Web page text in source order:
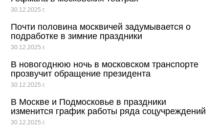
30.12.2025 г.
Почти половина москвичей задумывается о
подработке в зимние праздники
30.12.2025 г.
В новогоднюю ночь в московском транспорте
прозвучит обращение президента
30.12.2025 г.
В Москве и Подмосковье в праздники
изменится график работы ряда соцучреждений
30.12.2025 г.